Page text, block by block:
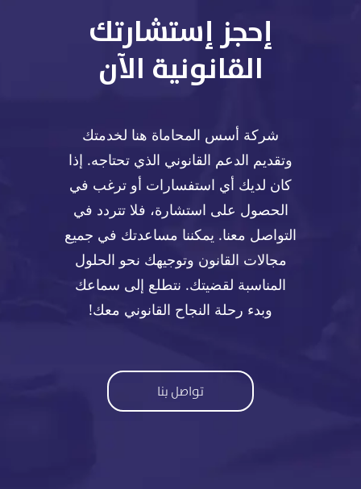
إحجز إستشارتك
القانونية الآن
شركة أسس المحاماة هنا لخدمتك
وتقديم الدعم القانوني الذي تحتاجه. إذا
كان لديك أي استفسارات أو ترغب في
الحصول على استشارة، فلا تتردد في
التواصل معنا. يمكننا مساعدتك في جميع
مجالات القانون وتوجيهك نحو الحلول
المناسبة لقضيتك. نتطلع إلى سماعك
وبدء رحلة النجاح القانوني معك!
تواصل بنا